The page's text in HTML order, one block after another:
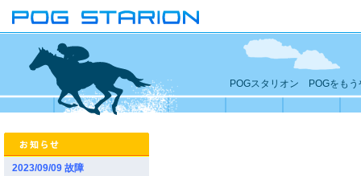
POGスタリオン POGをもう
2023/09/09 故障